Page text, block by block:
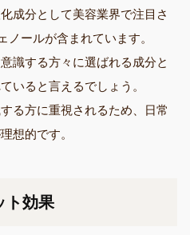
成分として美容業界で注目さ
ールが含まれています。
識する方々に選ばれる成分と
いると言えるでしょう。
る方に重視されるため、日常
想的です。
ト効果